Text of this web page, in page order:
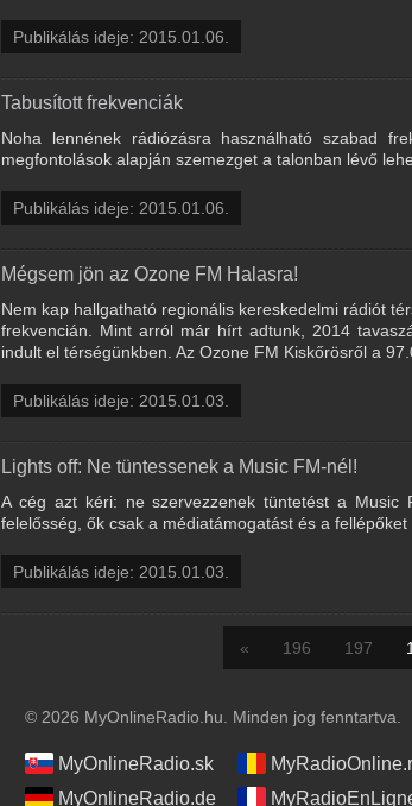
Publikálás ideje: 2015.01.06.
Tabusított frekvenciák
Noha lennének rádiózásra használható szabad
megfontolások alapján szemezget a talonban lévő
Publikálás ideje: 2015.01.06.
Mégsem jön az Ozone FM Halasra!
Nem kap hallgatható regionális kereskedelmi rádiót
frekvencián. Mint arról már hírt adtunk, 2014
indult el térségünkben. Az Ozone FM Kiskőrösről a
Publikálás ideje: 2015.01.03.
Lights off: Ne tüntessenek a Music FM-nél!
A cég azt kéri: ne szervezzenek tüntetést a
felelősség, ők csak a médiatámogatást és a fellépőket
Publikálás ideje: 2015.01.03.
« 196 197
© 2026 MyOnlineRadio.hu. Minden jog fenntartva.
MyOnlineRadio.sk
MyOnlineRadio.de